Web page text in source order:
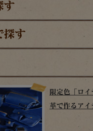
す
探す
限定色「ロ
革で作るア